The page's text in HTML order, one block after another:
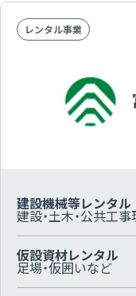
レンタル事業
建設機械等レンタル
建設・土木・公共工
仮設資材レンタル
足場・仮囲いなど